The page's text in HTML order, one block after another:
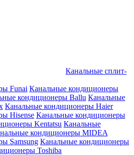
Канальные сплит-
Funai Канальные кондиционеры
кондиционеры Ballu Канальные
Канальные кондиционеры Haier
Hisense Канальные кондиционеры
Kentatsu Канальные
кондиционеры MIDEA
Samsung Канальные кондиционеры
Toshiba